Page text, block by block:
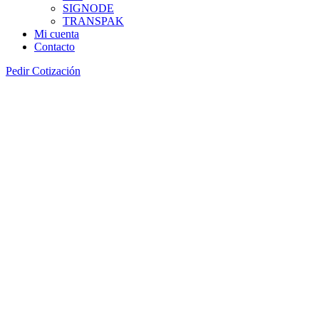
SIGNODE
TRANSPAK
Mi cuenta
Contacto
Pedir Cotización